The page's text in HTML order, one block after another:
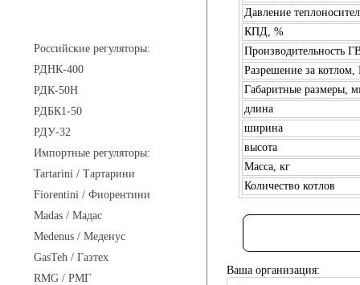
Российские регуляторы:
РДНК-400
РДК-50Н
РДБК1-50
РДУ-32
Импортные регуляторы:
Tartarini / Тартарини
Fiorentini / Фиорентини
Madas / Мадас
Medenus / Меденус
GasTeh / Газтех
RMG / РМГ
Давление
КПД, %
Производительность
Разрешение за котлом,
Габаритные размеры,
длина
ширина
высота
Масса, кг
Количество котлов
Ваша организация: